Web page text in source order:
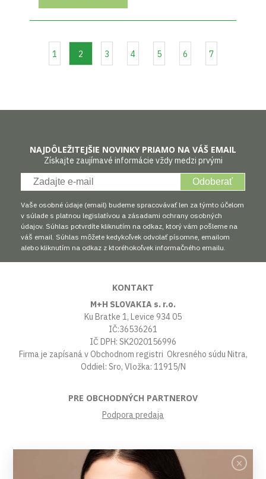
1 2 3 4 5 6 7
NAJDÔLEŽITEJŠIE NOVINKY PRIAMO NA VÁŠ EMAIL
Získajte zaujímavé informácie vždy medzi prvými
Odoberať
Vaše osobné údaje (email) budeme spracovávať len za týmto účelom
v súlade s platnou legislatívou a zásadami ochrany osobných
údajov. Súhlas potvrdíte kliknutím na odkaz, ktorý vám pošleme na
váš email. Súhlas môžete kedykoľvek odvolať písomne, emailom
alebo kliknutím na odkaz z ktoréhokoľvek informačného emailu.
KONTAKT
M+H SLOVAKIA s. r.o.
Ku Bratke 1, Levice 934 05
IČ:36536261
IČ DPH: SK2020156996
Firma je zapísaná v Obchodnom registri Okresného súdu Nitra,
Oddiel: Sro, Vložka: 11915/N
PRE OBCHODNÝCH PARTNEROV
Podpora predaja
VŠETKO O NÁKUPE
Obchodné podmienky